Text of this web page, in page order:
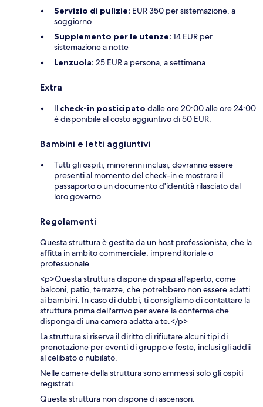
Servizio di pulizie: EUR 350 per sistemazione, a
soggiorno
Supplemento per le utenze: 14 EUR per
sistemazione a notte
Lenzuola: 25 EUR a persona, a settimana
Extra
Il check-in posticipato dalle ore 20:00 alle ore 24:00
è disponibile al costo aggiuntivo di 50 EUR.
Bambini e letti aggiuntivi
Tutti gli ospiti, minorenni inclusi, dovranno essere
presenti al momento del check-in e mostrare il
passaporto o un documento d'identità rilasciato dal
loro governo.
Regolamenti
Questa struttura è gestita da un host professionista, che la
affitta in ambito commerciale, imprenditoriale o
professionale.
<p>Questa struttura dispone di spazi all'aperto, come
balconi, patio, terrazze, che potrebbero non essere adatti
ai bambini. In caso di dubbi, ti consigliamo di contattare la
struttura prima dell'arrivo per avere la conferma che
disponga di una camera adatta a te.</p>
La struttura si riserva il diritto di rifiutare alcuni tipi di
prenotazione per eventi di gruppo e feste, inclusi gli addii
al celibato o nubilato.
Nelle camere della struttura sono ammessi solo gli ospiti
registrati.
Questa struttura non dispone di ascensori.